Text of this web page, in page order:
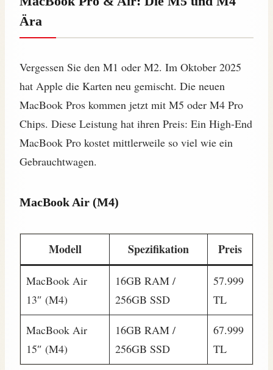
Ära
Vergessen Sie den M1 oder M2. Im Oktober 2025
hat Apple die Karten neu gemischt. Die neuen
MacBook Pros kommen jetzt mit M5 oder M4 Pro
Chips. Diese Leistung hat ihren Preis: Ein High-End
MacBook Pro kostet mittlerweile so viel wie ein
Gebrauchtwagen.
MacBook Air (M4)
Modell Spezifikation Preis
MacBook Air
13″ (M4)
16GB RAM /
256GB SSD
57.999
TL
MacBook Air
15″ (M4)
16GB RAM /
256GB SSD
67.999
TL